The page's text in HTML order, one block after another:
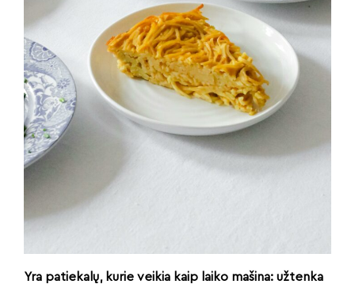
Yra patiekalų, kurie veikia kaip laiko mašina: užtenka